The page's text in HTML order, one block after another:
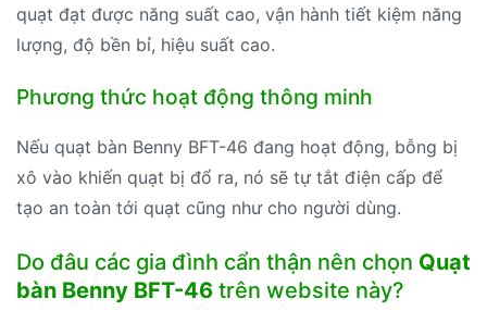
quạt đạt được năng suất cao, vận hành tiết kiệm năng
lượng, độ bền bỉ, hiệu suất cao.
Phương thức hoạt động thông minh
Nếu quạt bàn Benny BFT-46 đang hoạt động, bỗng bị
xô vào khiến quạt bị đổ ra, nó sẽ tự tắt điện cấp để
tạo an toàn tới quạt cũng như cho người dùng.
Do đâu các gia đình cẩn thận nên chọn Quạt
bàn Benny BFT-46 trên website này?